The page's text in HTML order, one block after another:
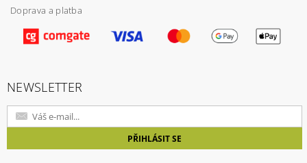
Vložením hodnocení souhlasíte spodmínkami
ochrany osobních údajů
Doprava a platba
NEWSLETTER